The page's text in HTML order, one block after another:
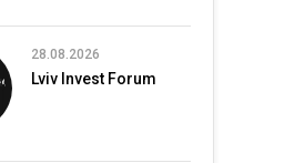
28.08.2026
Lviv Invest Forum